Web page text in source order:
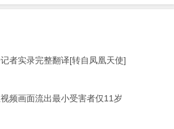
者实录完整翻译[转自凤凰天使]
频画面流出最小受害者仅11岁